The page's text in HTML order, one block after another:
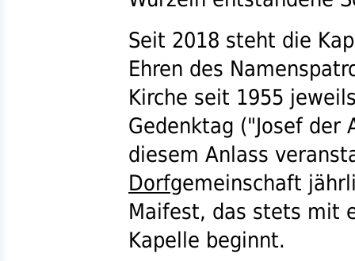
Seit 2018 steht die
Ehren des
Kirche seit 1955
Gedenktag ("Josef der
diesem Anlass
Dorfgemeinschaft
Maifest, das stets mit
Kapelle beginnt.